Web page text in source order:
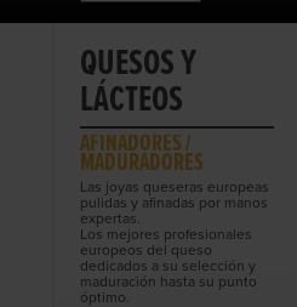
QUESOS Y
LÁCTEOS
AFINADORES /
MADURADORES
Las joyas queseras europeas
pulidas y afinadas por manos
expertas.
Los mejores profesionales
europeos del queso
dedicados a su selección y
maduración hasta su punto
óptimo.